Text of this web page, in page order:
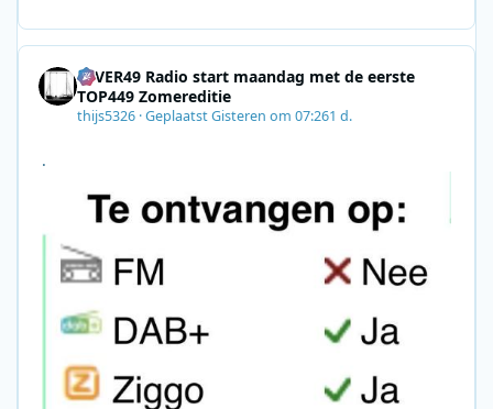
8F09201A140D&utm_source=SmartBrief
4EVER49 Radio start maandag met de eerste
TOP449 Zomereditie
thijs5326 ·GeplaatstGisteren om 07:261 d.
.